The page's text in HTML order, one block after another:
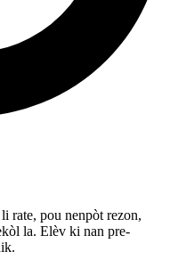
rate, pou nenpòt rezon,
la. Elèv ki nan pre-